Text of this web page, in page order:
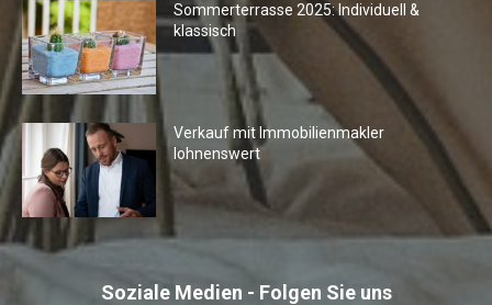
Sommerterrasse 2025: Individuell &
klassisch
Verkauf mit Immobilienmakler
lohnenswert
Soziale Medien - Folgen Sie uns